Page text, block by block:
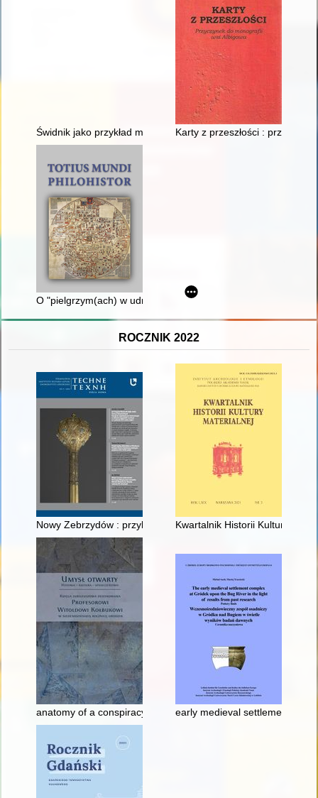
Świdnik jako przykład miasta robotniczego po II wojnie
Karty z przeszłości :
O "pielgrzym(ach) w udręce doczesnego świata" : uwagi św.
ROCZNIK 2022
Nowy Zebrzydów : przykład miasta kalwaryjnego położonego
Kwartalnik Historii Kultury
anatomy of a conspiracy : on the birth of James II’s son in
early medieval settlement